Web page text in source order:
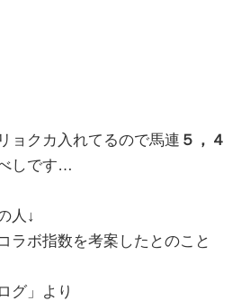
ョクカ入れてるので馬連 ５，４
しです…
人↓
ラボ指数を考案したとのこと
グ」より